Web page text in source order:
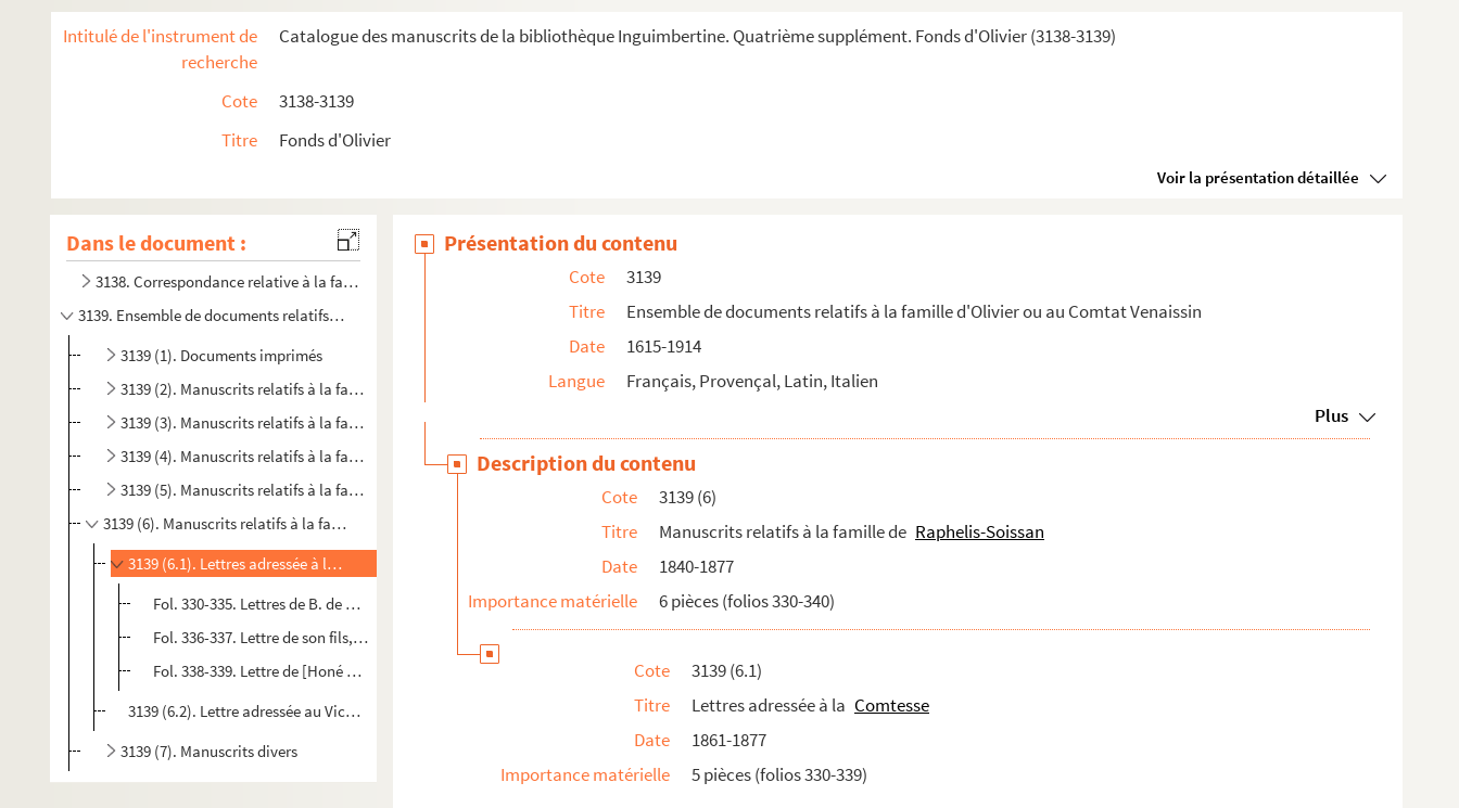
Intitulé de l'instrument de
recherche
Catalogue des manuscrits de la bibliothèque Inguimbertine. Quatrième supplément. Fonds d'Olivier (3138-3139)
Cote
3138-3139
Titre
Fonds d'Olivier
Voir la présentation détaillée
Dans le document :
3138. Correspondance relative à la famille d'Olivier ou d'Ollivier
3139. Ensemble de documents relatifs à la famille d'Olivier ou au Comtat Venaissin
3139 (1). Documents imprimés
3139 (2). Manuscrits relatifs à la famille d'Olivier
3139 (3). Manuscrits relatifs à la famille de Pandrau
3139 (4). Manuscrits relatifs à la famille Ferrier
3139 (5). Manuscrits relatifs à la famille de Pezet
3139 (6). Manuscrits relatifs à la famille de Raphelis-Soissan
3139 (6.1). Lettres adressée à la Comtesse
Fol. 330-335. Lettres de B. de Charelles
Fol. 336-337. Lettre de son fils, Edgar
Fol. 338-339. Lettre de [Honé de Richebon]
3139 (6.2). Lettre adressée au Vicomte Raphelis-Soissan par Casimir Barjavel
3139 (7). Manuscrits divers
Présentation du contenu
Cote
3139
Titre
Ensemble de documents relatifs à la famille d'Olivier ou au Comtat Venaissin
Date
1615-1914
Langue
Français, Provençal, Latin, Italien
Plus
Description du contenu
Cote
3139 (6)
Titre
Manuscrits relatifs à la famille de Raphelis-Soissan
Date
1840-1877
Importance matérielle
6 pièces (folios 330-340)
Cote
3139 (6.1)
Titre
Lettres adressée à la Comtesse
Date
1861-1877
Importance matérielle
5 pièces (folios 330-339)